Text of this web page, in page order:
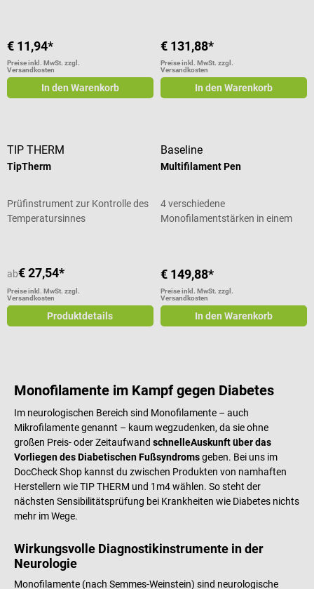
€ 11,94*
Preise inkl. MwSt. zzgl.
Versandkosten
In den Warenkorb
€ 131,88*
Preise inkl. MwSt. zzgl.
Versandkosten
In den Warenkorb
TIP THERM
TipTherm
Prüfinstrument zur Kontrolle des
Temperatursinnes
ab€ 27,54*
Preise inkl. MwSt. zzgl.
Versandkosten
Produktdetails
Baseline
Multifilament Pen
4 verschiedene
Monofilamentstärken in einem
€ 149,88*
Preise inkl. MwSt. zzgl.
Versandkosten
In den Warenkorb
Monofilamente im Kampf gegen Diabetes
Im neurologischen Bereich sind Monofilamente – auch
Mikrofilamente genannt – kaum wegzudenken, da sie ohne
großen Preis- oder Zeitaufwand schnelleAuskunft über das
Vorliegen des Diabetischen Fußsyndromsgeben. Bei uns im
DocCheck Shop kannst du zwischen Produkten von namhaften
Herstellern wie TIP THERM und 1m4 wählen. So steht der
nächsten Sensibilitätsprüfung bei Krankheiten wie Diabetes nichts
mehr im Wege.
Wirkungsvolle Diagnostikinstrumente in der
Neurologie
Monofilamente (nach Semmes-Weinstein) sind neurologische